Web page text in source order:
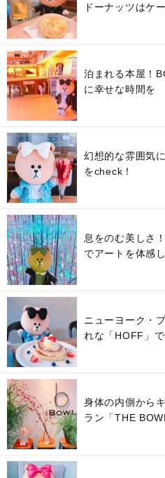
ドーナッツはケ
泊まれる本屋！
に幸せな時間を
幻想的な雰囲気
をcheck！
息をのむ美しさ
でアートを体感
ニューヨーク・
れな「HOFF」
身体の内側から
ラン「THE